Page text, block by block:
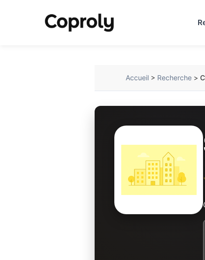
Accueil > Recherche >